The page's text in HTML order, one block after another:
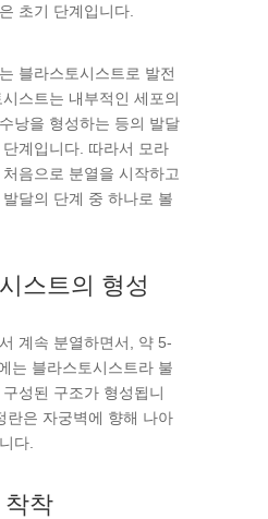
초기 단계입니다.
블라스토시스트로 발전
스트는 내부적인 세포의
낭을 형성하는 등의 발달
계입니다. 따라서 모라
음으로 분열을 시작하고
달의 단계 중 하나로 볼
스트의 형성
계속 분열하면서, 약 5-
는 블라스토시스트라 불
성된 구조가 형성됩니
란은 자궁벽에 향해 나아
다.
착착